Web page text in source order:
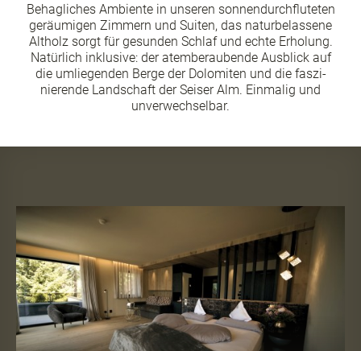
Behagliches Ambiente in unseren sonnendurchfluteten
geräumigen Zimmern und Suiten, das naturbelassene
Altholz sorgt für gesunden Schlaf und echte Erholung.
Natürlich inklusive: der atemberaubende Ausblick auf
die umliegenden Berge der Dolomiten und die faszi­
nierende Landschaft der Seiser Alm. Einmalig und
unverwechselbar.